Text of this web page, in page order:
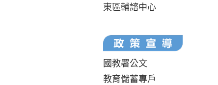
東區輔諮中心
國教署公文
教育儲蓄專戶